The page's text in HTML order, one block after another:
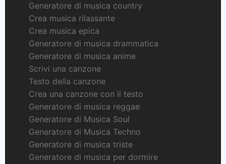
Generatore di musica country
Crea musica rilassante
Crea musica epica
Generatore di musica drammatica
Generatore di musica anime
Scrivi una canzone
Testo della canzone
Crea una canzone con il testo
Generatore di musica reggae
Generatore di Musica Soul
Generatore di Musica Techno
Generatore di musica triste
Generatore di musica per dormire